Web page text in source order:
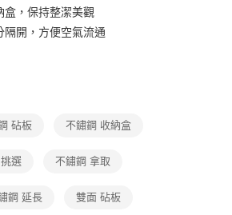
星展（台灣）商業銀行
永豐商業銀行
星展（台灣）商業銀行
盒，保持整潔美觀
開，方便空氣流通
砧板 不鏽鋼 收納盒
選 不鏽鋼 拿取
鋼 延長 雙面 砧板